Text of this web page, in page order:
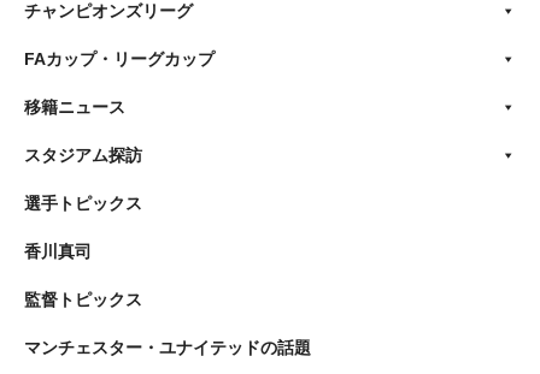
チャンピオンズリーグ
FAカップ・リーグカップ
移籍ニュース
スタジアム探訪
選手トピックス
香川真司
監督トピックス
マンチェスター・ユナイテッドの話題